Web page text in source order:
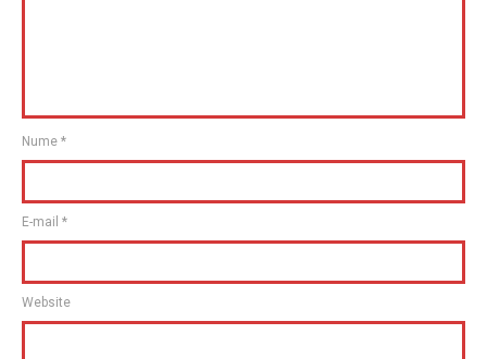
Nume *
E-mail *
Website